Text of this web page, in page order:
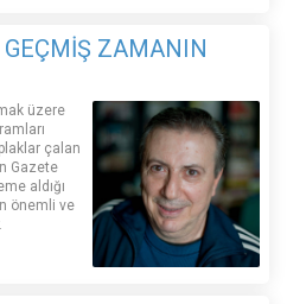
ZAMANIN
üzere
çalan
Gazete
aldığı
önemli ve